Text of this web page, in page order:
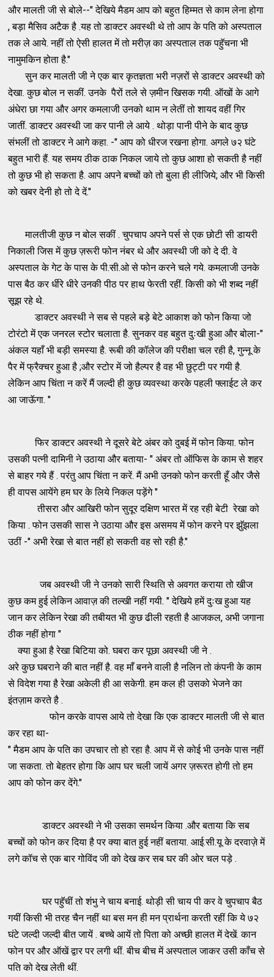
और मालती जी से बोले--" देखिये मैडम आप को बहुत हिम्मत से काम लेना होगा
, बड़ा मैसिव अटैक है .यह तो डाक्टर अवस्थी थे तो आप के पति को अस्पताल
तक ले आये. नहीं तो ऐसी हालत में तो मरीज़ का अस्पताल तक पहॅुचना भी
नामुमकिन होता है."
सुन कर मालती जी ने एक बार कृतज्ञता भरी नज़रों से डाक्टर अवस्थी को
देखा. कुछ बोल न सकीं. उनके पैरों तले से ज़मीन खिसक गयी. ऑखों के आगे
अंधेरा छा गया और अगर कमलाजी उनको थाम न लेतीं तो शायद वहीं गिर
जातीं. डाक्टर अवस्थी जा कर पानी ले आये . थोड़ा पानी पीने के बाद कुछ
संभलीं तो डाक्टर ने आगे कहा. -" आप को धीरज रखना होगा. अगले ७२ घंटे
बहुत भारी हैं. यह समय ठीक ठाक निकल जाये तो कुछ आशा हो सकती है नहीं
तो कुछ भी हो सकता है. आप अपने बच्चों को तो बुला ही लीजिये; और भी किसी
को खबर देनी हो तो दे दें."
मालतीजी कुछ न बोल सकीं . चुपचाप अपने पर्स से एक छोटी सी डायरी
निकाली जिस में कुछ ज़रूरी फोन नंबर थे और अवस्थी जी को दे दी. वे
अस्पताल के गेट के पास के पी.सी.ओ से फोन करने चले गये. कमलाजी उनके
पास बैठ कर र्धीरे धीरे उनकी पीठ पर हाथ फेरती रहीं. किसी को भी शब्द नहीं
सूझ रहे थे.
डाक्टर अवस्थी ने सब से पहले बड़े बेटे आकाश को फोन किया जो
टोरंटो में एक जनरल स्टोर चलाता है. सुनकर वह बहुत दुःखी हुआ और बोला-"
अंकल यहाँ भी बड़ी समस्या है. रूबी की कॉलेज की परीक्षा चल रही है, गुन्नू के
पैर में फ्रैक्चर हुआ है ;और स्टोर में जो हैल्पर है वह भी छुट्टी पर गयी है.
लेकिन आप चिंता न करें मैं जल्दी ही कुछ व्यवस्था करके पहली फ्लाईट ले कर
आ जाऊॅगा. "
फिर डाक्टर अवस्थी ने दूसरे बेटे अंबर को दुबई में फोन किया. फोन
उसकी पत्नी दामिनी ने उठाया और बताया- " अंबर तो ऑफिस के काम से शहर
से बाहर गये हैं . परंतु आप चिंता न करें. मैं अभी उनको फोन करती हूँ और जैसे
ही वापस आयेंगे हम घर के लिये निकल पड़ेंगे "
तीसरा और आखिरी फोन सुदूर दक्षिण भारत में रह रही बेटी रेखा को
किया . फोन उसकी सास ने उठाया और इस असमय में फोन करने पर झॅुझला
उठीं -" अभी रेखा से बात नहीं हो सकती वह सो रही है."
जब अवस्थी जी ने उनको सारी स्थिति से अवगत कराया तो खीज
कुछ कम हुई लेकिन आवाज़ की तल्खी नहीं गयी. " देखिये हमें दुःख हुआ यह
जान कर लेकिन रेखा की तबीयत भी कुछ ढीली रहती है आजकल, अभी जगाना
ठीक नहीं होगा "
क्या हुआ है रेखा बिटिया को. घबरा कर पूछा अवस्थी जी ने .
अरे कुछ घबराने की बात नहीं है. वह माँ बनने वाली है नलिन तो कंपनी के काम
से विदेश गया है रेखा अकेली ही आ सकेगी. हम कल ही उसको भेजने का
इंतज़ाम करते है .
फोन करके वापस आये तो देखा कि एक डाक्टर मालती जी से बात
कर रहा था-
" मैडम आप के पति का उपचार तो हो रहा है. आप में से कोई भी उनके पास नहीं
जा सकता. तो बेहतर होगा कि आप घर चली जायें अगर ज़रूरत होगी तो हम
आप को फोन कर देंगे."
डाक्टर अवस्थी ने भी उसका समर्थन किया .और बताया कि सब
बच्चों को फोन कर दिया है पर क्या बात हुई नहीं बताया. आई.सी.यू के दरवाज़े में
लगे कॉच से एक बार गोविंद जी को देख कर सब घर की ओर चल पड़े .
घर पहॅुचीं तो शंभु ने चाय बनाई. थोड़ी सी चाय पी कर वे चुपचाप बैठ
गयीं किसी भी तरह चैन नहीं था बस मन ही मन प्रार्थना करती रहीं कि ये ७२
घंटे जल्दी जल्दी बीत जायें . बच्चे आयें तो पिता को अच्छी हालत में देखें. कान
फोन पर और ऑखें द्वार पर लगी थीं. बीच बीच में अस्पताल जाकर उसी काँच से
पति को देख लेती थीं.